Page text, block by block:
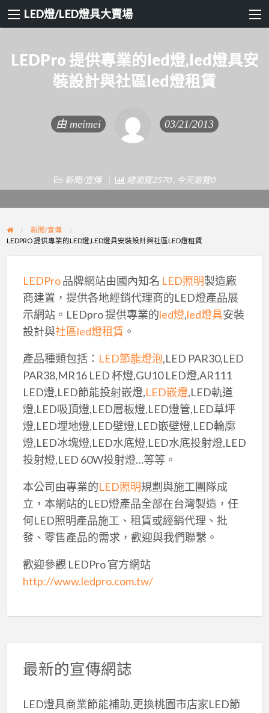
LED燈/LED燈具大賣場
LEDPro 提供專業的led燈,led燈具安
裝設計與社區led燈租賃
由 meimei 03/21/2013
新聞/宣傳 總瀏覽2570 , 今天瀏覽0
新聞/宣傳
LEDPRO 提供專業的LED燈,LED燈具安裝設計與社區LED燈租賃
LEDPro品牌網站由國內知名 LED照明製造廠
商建置，提供各地經銷代理商的LED燈產品展
示網站。LEDpro 提供專業的led燈,led燈具安裝
設計與社區led燈租賃 。
產品種類包括： LED節能燈泡,LED PAR30,LED
PAR38,MR16 LED 杯燈,GU10 LED燈,AR111
LED燈,LED節能投射嵌燈,LED嵌燈,LED軌道
燈,LED吸頂燈,LED層板燈,LED燈管,LED草坪
燈,LED埋地燈,LED壁燈,LED嵌壁燈,LED輪廓
燈,LED冰塊燈,LED水底燈,LED水底投射燈,LED
投射燈,LED 60W投射燈…等等。
本公司由專業的LED照明規劃與施工團隊成
立，本網站的LED燈產品全部在台灣製造，任
何LED照明產品施工、租賃或經銷代理、批
發、零售產品的需求，歡迎與我們聯繫。
歡迎參觀 LEDPro 官方網站
http://www.ledpro.com.tw/
最新的宣傳網誌
LED燈具商業節能補助,更換桃園市店家LED節